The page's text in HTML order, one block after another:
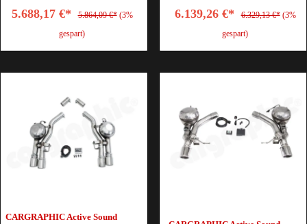
5.688,17 €* 5.864,09 €* (3%
gespart)
6.139,26 €* 6.329,13 €* (3%
gespart)
CARGRAPHIC Active Sound